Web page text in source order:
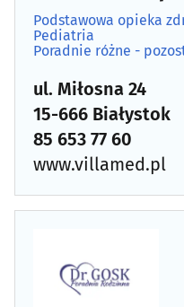
Dietetyka, zdrowa
Farmaceutyka - hurt(5)
Foniatria (9)
Genetyka(3)
Podstawowa opieka
Pediatria
Poradnie różne -
ul. Miłosna 24
15-666 Białystok
85 653 77 60
www.villamed.pl